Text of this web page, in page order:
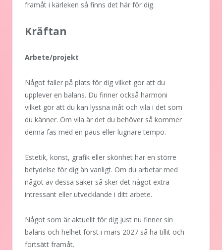
framåt i kärleken så finns det här för dig.
Kräftan
Arbete/projekt
Något faller på plats för dig vilket gör att du
upplever en balans. Du finner också harmoni
vilket gör att du kan lyssna inåt och vila i det som
du känner. Om vila är det du behöver så kommer
denna fas med en paus eller lugnare tempo.
Estetik, konst, grafik eller skönhet har en större
betydelse för dig än vanligt. Om du arbetar med
något av dessa saker så sker det något extra
intressant eller utvecklande i ditt arbete.
Något som är aktuellt för dig just nu finner sin
balans och helhet först i mars 2027 så ha tillit och
fortsätt framåt.